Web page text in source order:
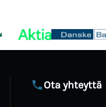
Ota yhteyttä